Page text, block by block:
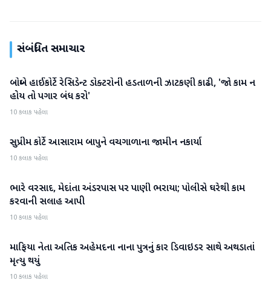
સંબંધિત સમાચાર
રાષ્ટ્રીય
બોમ્બે હાઈકોર્ટે રેસિડેન્ટ ડોક્ટરોની હડતાળની ઝાટકણી કાઢી, 'જો કામ ન
હોય તો પગાર બંધ કરો'
10 કલાક પહેલા
રાષ્ટ્રીય
સુપ્રીમ કોર્ટે આસારામ બાપુને વચગાળાના જામીન નકાર્યા
10 કલાક પહેલા
રાષ્ટ્રીય
ભારે વરસાદ, મેદાંતા અંડરપાસ પર પાણી ભરાયા; પોલીસે ઘરેથી કામ
કરવાની સલાહ આપી
10 કલાક પહેલા
રાષ્ટ્રીય
માફિયા નેતા અતિક અહેમદના નાના પુત્રનું કાર ડિવાઇડર સાથે અથડાતાં
મૃત્યુ થયું
10 કલાક પહેલા